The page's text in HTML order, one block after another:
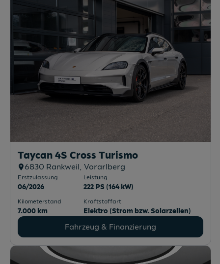
Taycan 4S Cross Turismo
6830 Rankweil, Vorarlberg
Erstzulassung
06/2026
Leistung
222 PS (164 kW)
Kilometerstand
7.000 km
Kraftstoffart
Elektro (Strom bzw. Solarzellen)
Fahrzeug & Finanzierung